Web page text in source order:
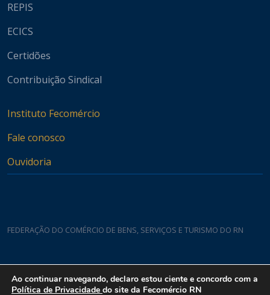
REPIS
ECICS
Certidões
Contribuição Sindical
Instituto Fecomércio
Fale conosco
Ouvidoria
FEDERAÇÃO DO COMÉRCIO DE BENS, SERVIÇOS E TURISMO DO RN
Rua Padre João Damasceno, 1935 - Lagoa Nova CEP 59075-760
Ao continuar navegando, declaro estou ciente e concordo com a
Política de Privacidade do site da Fecomércio RN